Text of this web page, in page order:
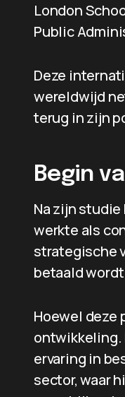
London
Public
Deze
wereldwijd
terug in zijn
Begin
Na zijn
werkte als
strategische
betaald
Hoewel deze
ontwikkeling.
ervaring in
sector, waar